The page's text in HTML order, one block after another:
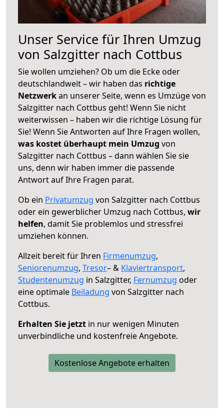
Unser Service für Ihren Umzug
von Salzgitter nach Cottbus
Sie wollen umziehen? Ob um die Ecke oder
deutschlandweit – wir haben das richtige
Netzwerkan unserer Seite, wenn es Umzüge von
Salzgitter nach Cottbus geht! Wenn Sie nicht
weiterwissen – haben wir die richtige Lösung für
Sie! Wenn Sie Antworten auf Ihre Fragen wollen,
was kostet überhaupt mein Umzug von
Salzgitter nach Cottbus – dann wählen Sie sie
uns, denn wir haben immer die passende
Antwort auf Ihre Fragen parat.
Ob ein Privatumzug von Salzgitter nach Cottbus
oder ein gewerblicher Umzug nach Cottbus, wir
helfen, damit Sie problemlos und stressfrei
umziehen können.
Allzeit bereit für Ihren Firmenumzug,
Seniorenumzug, Tresor– & Klaviertransport,
Studentenumzug in Salzgitter, Fernumzug oder
eine optimale Beiladung von Salzgitter nach
Cottbus.
Erhalten Sie jetzt in nur wenigen Minuten
unverbindliche und kostenfreie Angebote.
Kostenlose Angebote erhalten